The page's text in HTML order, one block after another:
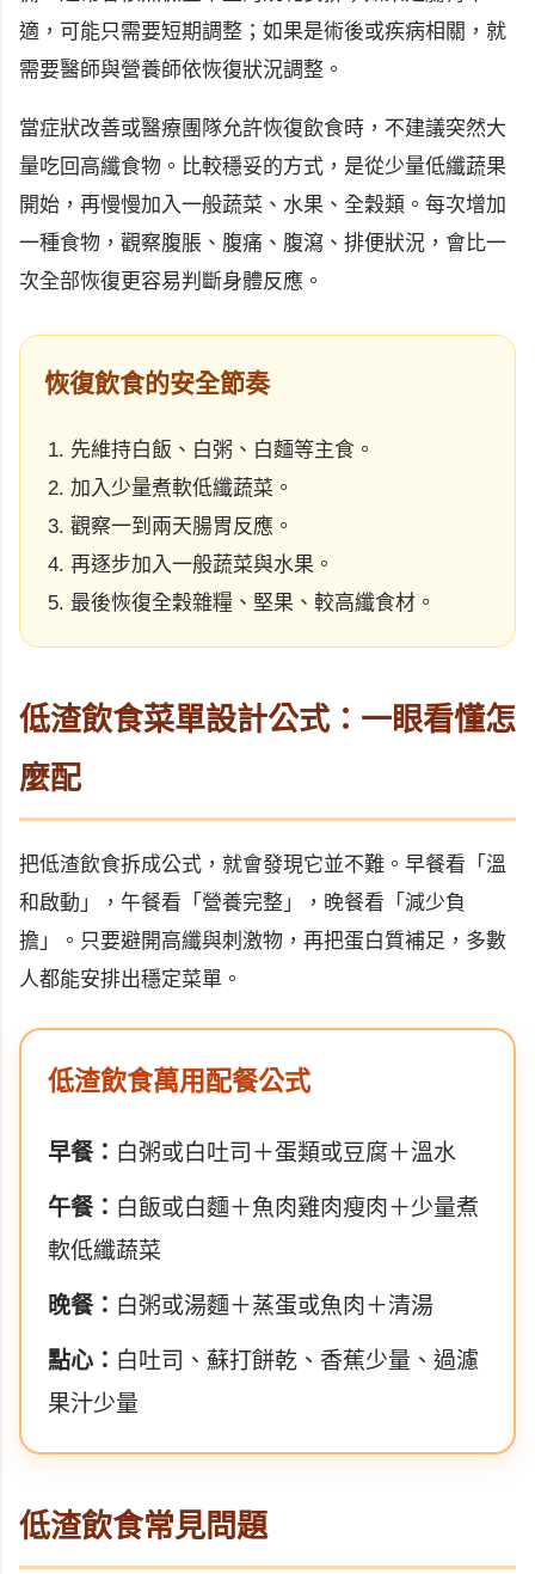
適，可能只需要短期調整；如果是術後或疾病相關，就
需要醫師與營養師依恢復狀況調整。
當症狀改善或醫療團隊允許恢復飲食時，不建議突然大
量吃回高纖食物。比較穩妥的方式，是從少量低纖蔬果
開始，再慢慢加入一般蔬菜、水果、全穀類。每次增加
一種食物，觀察腹脹、腹痛、腹瀉、排便狀況，會比一
次全部恢復更容易判斷身體反應。
恢復飲食的安全節奏
先維持白飯、白粥、白麵等主食。
加入少量煮軟低纖蔬菜。
觀察一到兩天腸胃反應。
再逐步加入一般蔬菜與水果。
最後恢復全穀雜糧、堅果、較高纖食材。
低渣飲食菜單設計公式：一眼看懂怎
麼配
把低渣飲食拆成公式，就會發現它並不難。早餐看「溫
和啟動」，午餐看「營養完整」，晚餐看「減少負
擔」。只要避開高纖與刺激物，再把蛋白質補足，多數
人都能安排出穩定菜單。
低渣飲食萬用配餐公式
早餐： 白粥或白吐司＋蛋類或豆腐＋溫水
午餐： 白飯或白麵＋魚肉雞肉瘦肉＋少量煮
軟低纖蔬菜
晚餐： 白粥或湯麵＋蒸蛋或魚肉＋清湯
點心： 白吐司、蘇打餅乾、香蕉少量、過濾
果汁少量
低渣飲食常見問題